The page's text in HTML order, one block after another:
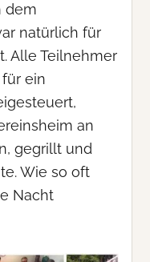
dem
natürlich für
Alle Teilnehmer
ein
an
gegrillt und
Wie so oft
Nacht